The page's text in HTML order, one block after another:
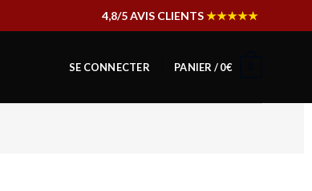
4,8/5 AVIS CLIENTS★★★★★
SE CONNECTER PANIER /0€